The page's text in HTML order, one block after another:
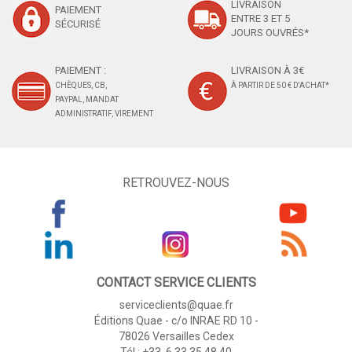
PAIEMENT
SÉCURISÉ
LIVRAISON
ENTRE 3 ET 5
JOURS OUVRÉS*
PAIEMENT :
CHÈQUES, CB,
PAYPAL, MANDAT
ADMINISTRATIF, VIREMENT
LIVRAISON À 3€
À PARTIR DE 50 € D'ACHAT*
RETROUVEZ-NOUS
CONTACT SERVICE CLIENTS
serviceclients@quae.fr
Éditions Quae - c/o INRAE RD 10 -
78026 Versailles Cedex